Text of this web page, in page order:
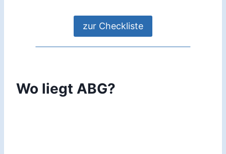
zur Checkliste
Wo liegt ABG?